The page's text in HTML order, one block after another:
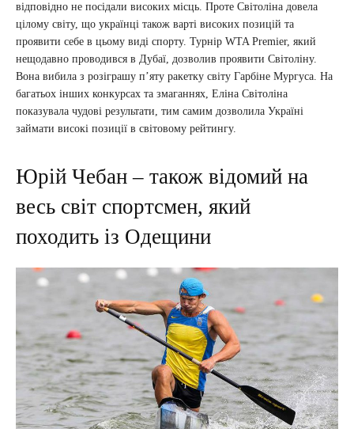
відповідно не посідали високих місць. Проте Світоліна довела
цілому світу, що українці також варті високих позицій та
проявити себе в цьому виді спорту. Турнір WTA Premier, який
нещодавно проводився в Дубаї, дозволив проявити Світоліну.
Вона вибила з розіграшу п’яту ракетку світу Гарбіне Мургуса. На
багатьох інших конкурсах та змаганнях, Еліна Світоліна
показувала чудові результати, тим самим дозволила Україні
займати високі позиції в світовому рейтингу.
Юрій Чебан – також відомий на
весь світ спортсмен, який
походить із Одещини